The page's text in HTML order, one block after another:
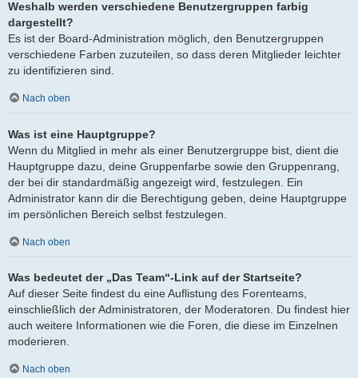
Weshalb werden verschiedene Benutzergruppen farbig
dargestellt?
Es ist der Board-Administration möglich, den Benutzergruppen
verschiedene Farben zuzuteilen, so dass deren Mitglieder leichter
zu identifizieren sind.
Nach oben
Was ist eine Hauptgruppe?
Wenn du Mitglied in mehr als einer Benutzergruppe bist, dient die
Hauptgruppe dazu, deine Gruppenfarbe sowie den Gruppenrang,
der bei dir standardmäßig angezeigt wird, festzulegen. Ein
Administrator kann dir die Berechtigung geben, deine Hauptgruppe
im persönlichen Bereich selbst festzulegen.
Nach oben
Was bedeutet der „Das Team“-Link auf der Startseite?
Auf dieser Seite findest du eine Auflistung des Forenteams,
einschließlich der Administratoren, der Moderatoren. Du findest hier
auch weitere Informationen wie die Foren, die diese im Einzelnen
moderieren.
Nach oben